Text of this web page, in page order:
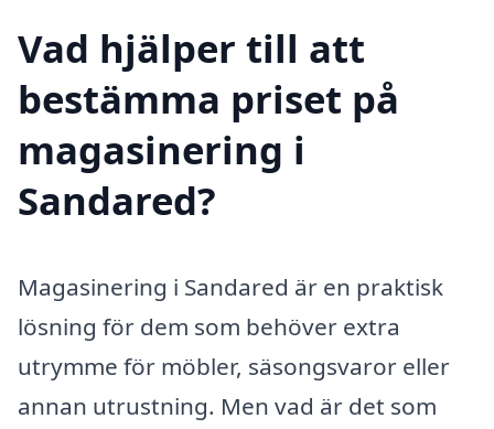
Vad hjälper till att
bestämma priset på
magasinering i
Sandared?
Magasinering i Sandared är en praktisk
lösning för dem som behöver extra
utrymme för möbler, säsongsvaror eller
annan utrustning. Men vad är det som